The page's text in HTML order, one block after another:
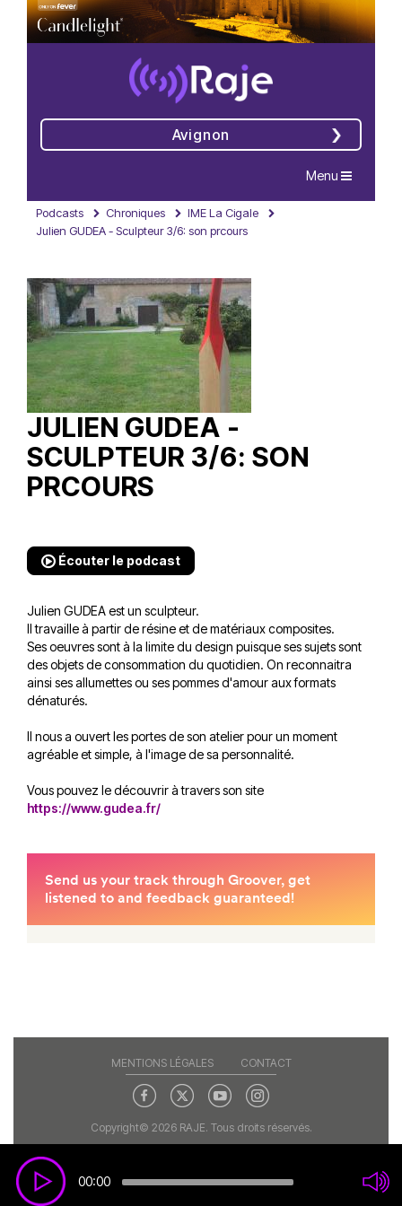
Avignon
Navigation
Menu
Podcasts Chroniques
IME La Cigale
Julien GUDEA - Sculpteur 3/6: son prcours
JULIEN GUDEA -
SCULPTEUR 3/6: SON
PRCOURS
Écouter le podcast
Julien GUDEA est un sculpteur.
Il travaille à partir de résine et de matériaux composites.
Ses oeuvres sont à la limite du design puisque ses sujets sont
des objets de consommation du quotidien. On reconnaitra
ainsi ses allumettes ou ses pommes d'amour aux formats
dénaturés.
Il nous a ouvert les portes de son atelier pour un moment
agréable et simple, à l'image de sa personnalité.
Vous pouvez le découvrir à travers son site
https://www.gudea.fr/
00:00
MENTIONS LÉGALES CONTACT
Copyright© 2026 RAJE. Tous droits réservés.